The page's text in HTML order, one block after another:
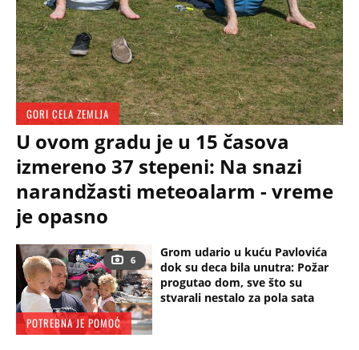
6
POTREBNA JE POMOĆ
Grom udario u kuću Pavlovića
dok su deca bila unutra: Požar
progutao dom, sve što su
stvarali nestalo za pola sata
GORI CELA ZEMLJA
U ovom gradu je u 15 časova
izmereno 37 stepeni: Na snazi
narandžasti meteoalarm - vreme
je opasno